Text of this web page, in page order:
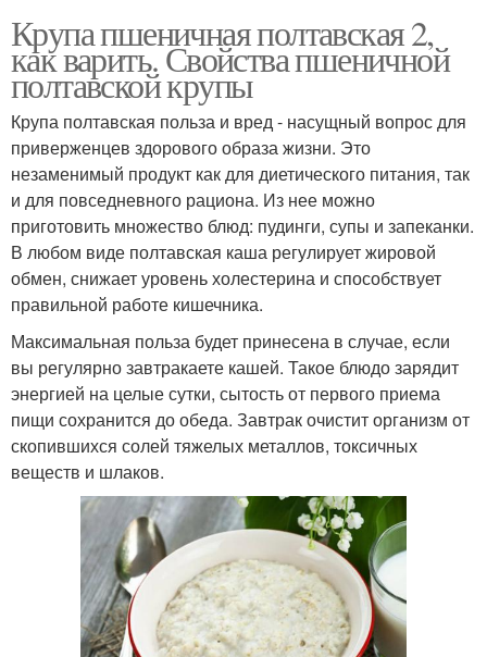
Крупа пшеничная полтавская 2,
как варить. Свойства пшеничной
полтавской крупы
Крупа полтавская польза и вред - насущный вопрос для
приверженцев здорового образа жизни. Это
незаменимый продукт как для диетического питания, так
и для повседневного рациона. Из нее можно
приготовить множество блюд: пудинги, супы и запеканки.
В любом виде полтавская каша регулирует жировой
обмен, снижает уровень холестерина и способствует
правильной работе кишечника.
Максимальная польза будет принесена в случае, если
вы регулярно завтракаете кашей. Такое блюдо зарядит
энергией на целые сутки, сытость от первого приема
пищи сохранится до обеда. Завтрак очистит организм от
скопившихся солей тяжелых металлов, токсичных
веществ и шлаков.